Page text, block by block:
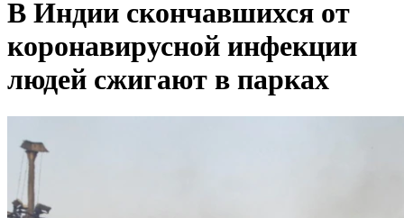
В Индии скончавшихся от
коронавирусной инфекции
людей сжигают в парках